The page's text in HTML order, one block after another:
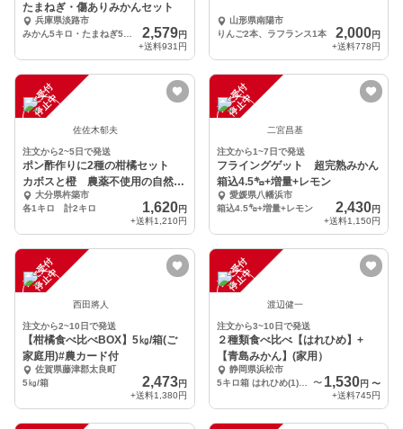
たまねぎ・傷ありみかんセット
兵庫県淡路市
2,579円
+送料931円
山形県南陽市
りんご2本、ラフランス1本
2,000円
+送料778円
注
文
受
付
停
止
中
佐佐木郁夫
注文から2~5日で発送
ポン酢作りに2種の柑橘セット
カボスと橙 農薬不使用の自然栽
培 大分県杵築市
各1キロ 計2キロ
1,620円
+送料1,210円
注
文
受
付
停
止
中
二宮昌基
注文から1~7日で発送
フライングゲット 超完熟みかん
箱込4.5㌔+増量+レモン
愛媛県八幡浜市
箱込4.5㌔+増量+レモン
2,430円
+送料1,150円
注
文
受
付
停
止
中
西田將人
注文から2~10日で発送
【柑橘食べ比べBOX】5㎏/箱(ご
家庭用)#農カード付
佐賀県藤津郡太良町
5㎏/箱
2,473円
+送料1,380円
注
文
受
付
停
止
中
渡辺健一
注文から3~10日で発送
２種類食べ比べ【はれひめ】+
【青島みかん】(家用）
静岡県浜松市
5キロ箱 はれひめ(1)+ミカン(4)
〜 1,530円 〜
+送料745円